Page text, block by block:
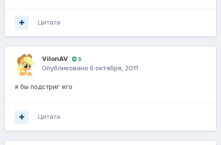
Цитата
VilonAV 5
Опубликовано 6 октября, 2011
я бы подстриг его
Цитата